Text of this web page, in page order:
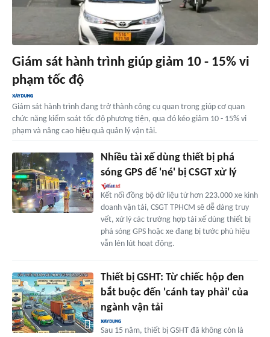
Giám sát hành trình giúp giảm 10 - 15% vi
phạm tốc độ
Giám sát hành trình đang trở thành công cụ quan trọng giúp cơ quan
chức năng kiểm soát tốc độ phương tiện, qua đó kéo giảm 10 - 15% vi
phạm và nâng cao hiệu quả quản lý vận tải.
Nhiều tài xế dùng thiết bị phá
sóng GPS để 'né' bị CSGT xử lý
Kết nối đồng bộ dữ liệu từ hơn 223.000 xe kinh
doanh vận tải, CSGT TPHCM sẽ dễ dàng truy
vết, xử lý các trường hợp tài xế dùng thiết bị
phá sóng GPS hoặc xe đang bị tước phù hiệu
vẫn lén lút hoạt động.
Thiết bị GSHT: Từ chiếc hộp đen
bắt buộc đến 'cánh tay phải' của
ngành vận tải
Sau 15 năm, thiết bị GSHT đã không còn là